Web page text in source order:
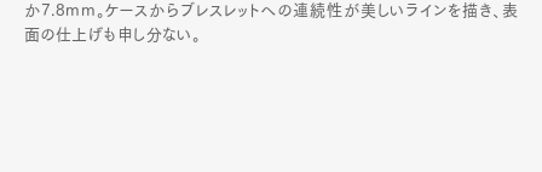
か7.8mm。ケースからブレスレットへの連続性が美しいラインを描き、表
面の仕上げも申し分ない。